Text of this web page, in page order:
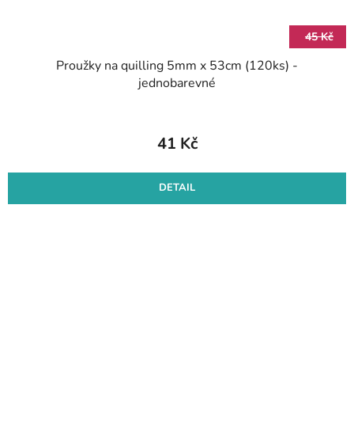
45 Kč
Proužky na quilling 5mm x 53cm (120ks) -
jednobarevné
41 Kč
DETAIL